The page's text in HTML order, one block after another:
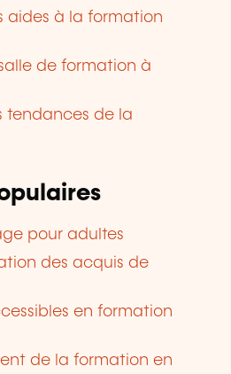
aides à la formation
salle de formation à
tendances de la
pour adultes
des acquis de
en formation
de la formation en